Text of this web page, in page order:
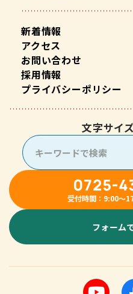
新着情報
アクセス
お問い合わせ
採用情報
プライバシーポリシー
文字サイ
0725-
受付時間：9:00〜
フォーム